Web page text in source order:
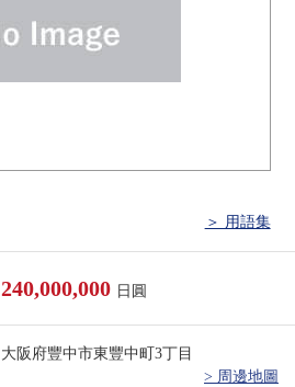
＞ 用語集
240,000,000 日圓
大阪府豐中市東豐中町3丁目
> 周邊地圖